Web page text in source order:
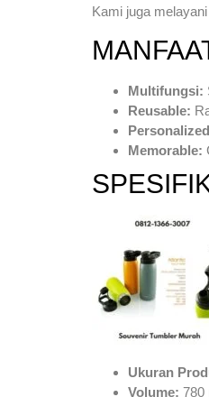
Kami juga
Multifungsi:
Reusable:
Memorable:
Ukuran
Volume: 780